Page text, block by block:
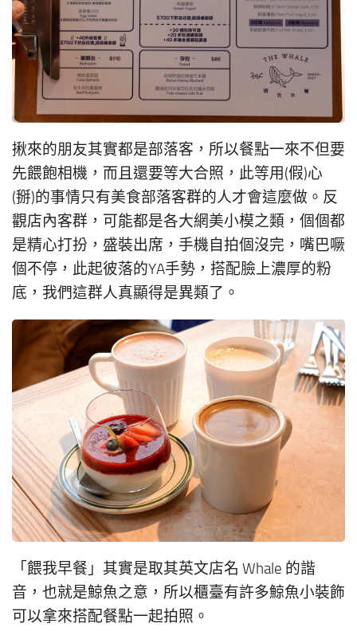
揪來的朋友其實都是部落客，所以餐點一來不但要
先餵飽相機，而且還要等大合照，此等用(假)心
(掰)的事情只有美食部落客群的人才會這麼做。反
觀店內客群，可能都是各大網美小模之類，個個都
是精心打扮，盛裝出席，手機自拍個沒完，嘴巴噘
個不停，此起彼落的YA手勢，搭配臉上濃厚的粉
底，我們這群人真顯得是異類了。
「餵我早餐」其實是取其英文店名 Whale 的諧
音，也就是鯨魚之意，所以櫃臺有許多鯨魚小裝飾
可以拿來搭配餐點一起拍照。